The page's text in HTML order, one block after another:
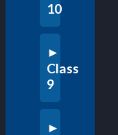
10
Class
9